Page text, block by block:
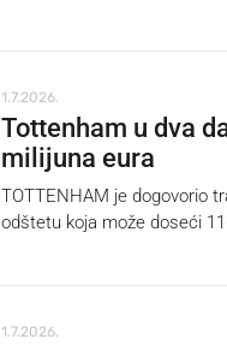
1.7.2026.
Tottenham u dva
milijuna eura
TOTTENHAM je dogovorio
odštetu koja može doseći
1.7.2026.